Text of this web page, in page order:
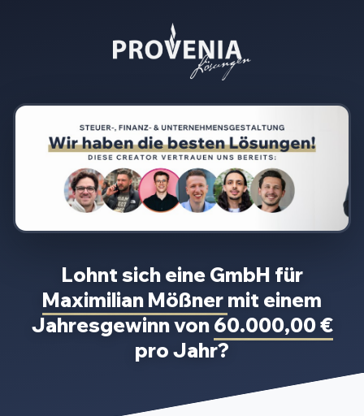
Lohnt sich eine GmbH für
Maximilian Mößner mit einem
Jahresgewinn von 60.000,00 €
pro Jahr?